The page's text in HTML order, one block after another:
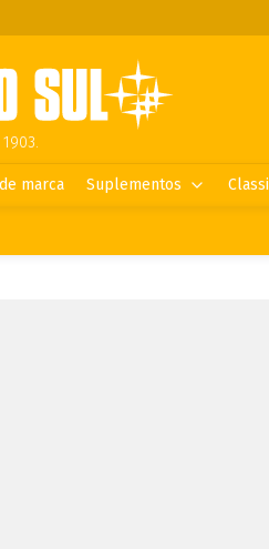
marca Suplementos